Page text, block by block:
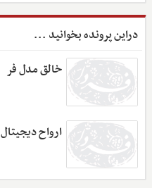
دراین پرونده بخوانید ...
خالق مدل فر
ارواح دیجیتال